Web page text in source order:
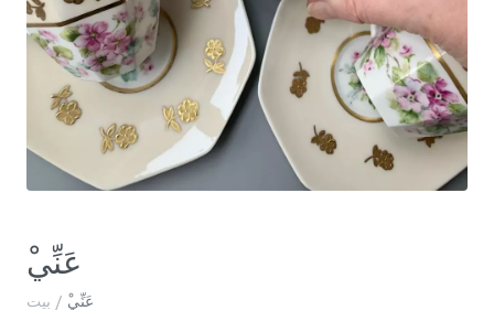
ْعَنِّي
بيت / ْعَنِّي